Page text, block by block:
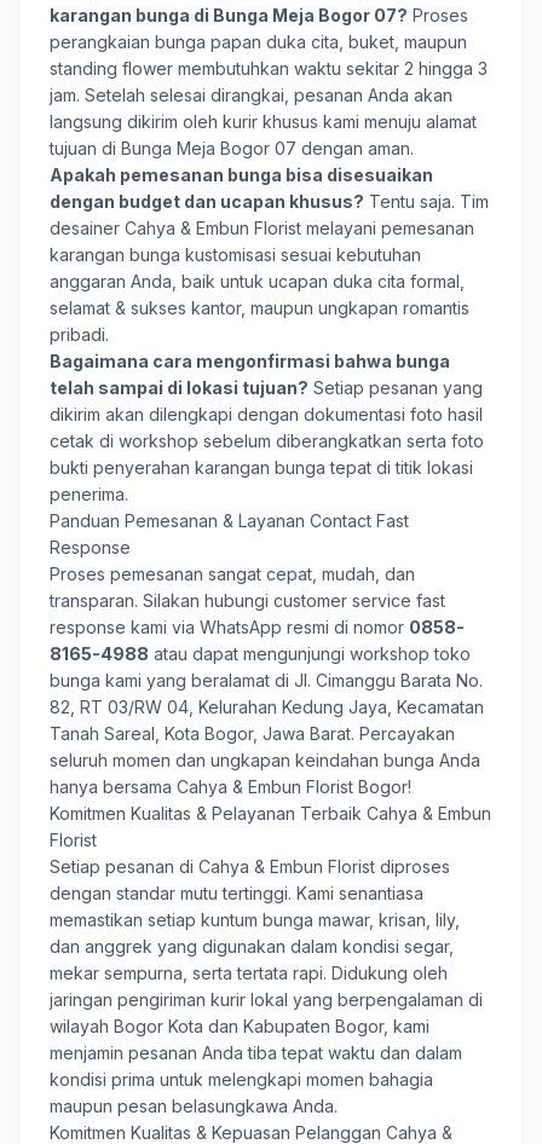
karangan bunga di Bunga Meja Bogor 07? Proses
perangkaian bunga papan duka cita, buket, maupun
standing flower membutuhkan waktu sekitar 2 hingga 3
jam. Setelah selesai dirangkai, pesanan Anda akan
langsung dikirim oleh kurir khusus kami menuju alamat
tujuan di Bunga Meja Bogor 07 dengan aman.
Apakah pemesanan bunga bisa disesuaikan
dengan budget dan ucapan khusus? Tentu saja. Tim
desainer Cahya & Embun Florist melayani pemesanan
karangan bunga kustomisasi sesuai kebutuhan
anggaran Anda, baik untuk ucapan duka cita formal,
selamat & sukses kantor, maupun ungkapan romantis
pribadi.
Bagaimana cara mengonfirmasi bahwa bunga
telah sampai di lokasi tujuan? Setiap pesanan yang
dikirim akan dilengkapi dengan dokumentasi foto hasil
cetak di workshop sebelum diberangkatkan serta foto
bukti penyerahan karangan bunga tepat di titik lokasi
penerima.
Panduan Pemesanan & Layanan Contact Fast
Response
Proses pemesanan sangat cepat, mudah, dan
transparan. Silakan hubungi customer service fast
response kami via WhatsApp resmi di nomor 0858-
8165-4988 atau dapat mengunjungi workshop toko
bunga kami yang beralamat di Jl. Cimanggu Barata No.
82, RT 03/RW 04, Kelurahan Kedung Jaya, Kecamatan
Tanah Sareal, Kota Bogor, Jawa Barat. Percayakan
seluruh momen dan ungkapan keindahan bunga Anda
hanya bersama Cahya & Embun Florist Bogor!
Komitmen Kualitas & Pelayanan Terbaik Cahya & Embun
Florist
Setiap pesanan di Cahya & Embun Florist diproses
dengan standar mutu tertinggi. Kami senantiasa
memastikan setiap kuntum bunga mawar, krisan, lily,
dan anggrek yang digunakan dalam kondisi segar,
mekar sempurna, serta tertata rapi. Didukung oleh
jaringan pengiriman kurir lokal yang berpengalaman di
wilayah Bogor Kota dan Kabupaten Bogor, kami
menjamin pesanan Anda tiba tepat waktu dan dalam
kondisi prima untuk melengkapi momen bahagia
maupun pesan belasungkawa Anda.
Komitmen Kualitas & Kepuasan Pelanggan Cahya &